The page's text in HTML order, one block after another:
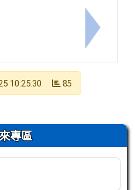
海洋國際舞蹈藝術節」系列活
下一筆：
10:25:30 85
專區